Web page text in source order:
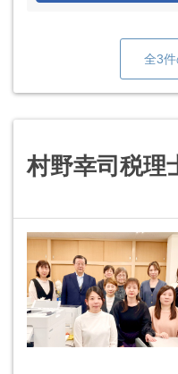
全3
村野幸司税理